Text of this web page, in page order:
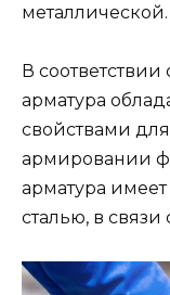
металлической.
В соответствии
арматура
свойствами
армировании
арматура
сталью, в